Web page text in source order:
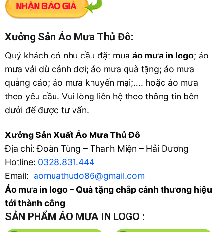
Xưởng Sản Áo Mưa Thủ Đô:
Quý khách có nhu cầu đặt mua áo mưa in logo; áo
mưa vải dù cánh dơi; áo mưa quà tặng; áo mưa
quảng cáo; áo mưa khuyến mại;…. hoặc áo mưa
theo yêu cầu. Vui lòng liên hệ theo thông tin bên
dưới để được tư vấn.
Xưởng Sản Xuất Áo Mưa Thủ Đô
Địa chỉ: Đoàn Tùng – Thanh Miện – Hải Dương
Hotline: 0328.831.444
Email: aomuathudo86@gmail.com
Áo mưa in logo – Quà tặng chắp cánh thương hiệu
tới thành công
SẢN PHẨM ÁO MƯA IN LOGO :